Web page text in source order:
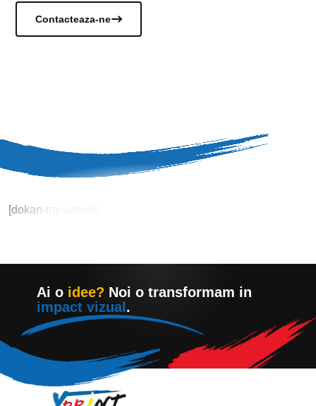
Contacteaza-ne
[dokan-my-orders]
Ai o idee? Noi o transformam in
impact vizual .